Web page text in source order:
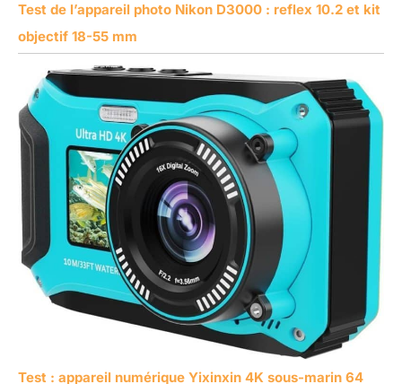
Test de l’appareil photo Nikon D3000 : reflex 10.2 et kit
objectif 18-55 mm
Test : appareil numérique Yixinxin 4K sous-marin 64